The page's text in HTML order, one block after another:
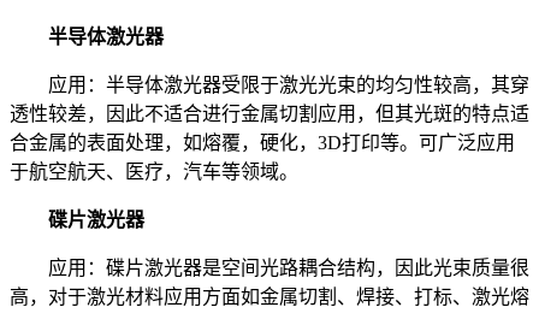
半导体激光器
应用：半导体激光器受限于激光光束的均匀性较高，其穿
透性较差，因此不适合进行金属切割应用，但其光斑的特点适
合金属的表面处理，如熔覆，硬化，3D打印等。可广泛应用
于航空航天、医疗，汽车等领域。
碟片激光器
应用：碟片激光器是空间光路耦合结构，因此光束质量很
高，对于激光材料应用方面如金属切割、焊接、打标、激光熔